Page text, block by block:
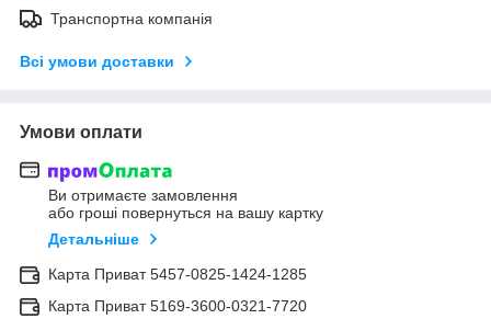
Транспортна компанія
Всі умови доставки
Умови оплати
Ви отримаєте замовлення
або гроші повернуться на вашу картку
Детальніше
Карта Приват 5457-0825-1424-1285
Карта Приват 5169-3600-0321-7720